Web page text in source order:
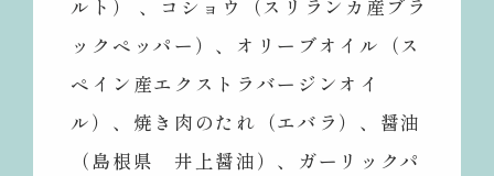
ルト） 、コショウ（スリランカ産ブラ
ックペッパー）、オリーブオイル（ス
ペイン産エクストラバージンオイ
ル）、焼き肉のたれ（エバラ）、醤油
（島根県 井上醤油）、ガーリックパ